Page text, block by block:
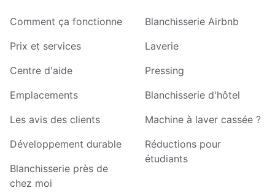
Comment ça fonctionne
Prix et services
Centre d'aide
Emplacements
Les avis des clients
Développement durable
Blanchisserie près de
chez moi
Blanchisserie Airbnb
Laverie
Pressing
Blanchisserie d'hôtel
Machine à laver cassée ?
Réductions pour
étudiants